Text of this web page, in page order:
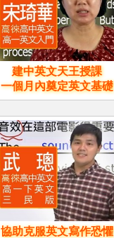
建中英文天王授課
一個月內奠定英文基礎
協助克服英文寫作恐懼